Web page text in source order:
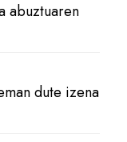
abuztuaren
dute izena